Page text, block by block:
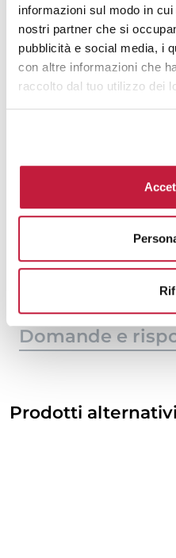
informazioni sul modo in
nostri partner che si
pubblicità e social media, i
con altre informazioni che
raccolto dal tuo utilizzo dei
500 €
1000 €
1500 €
5000 €
Tecniche di
Area di
Domande e
Prodotti alternativi